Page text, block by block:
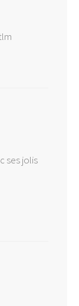
ses jolis